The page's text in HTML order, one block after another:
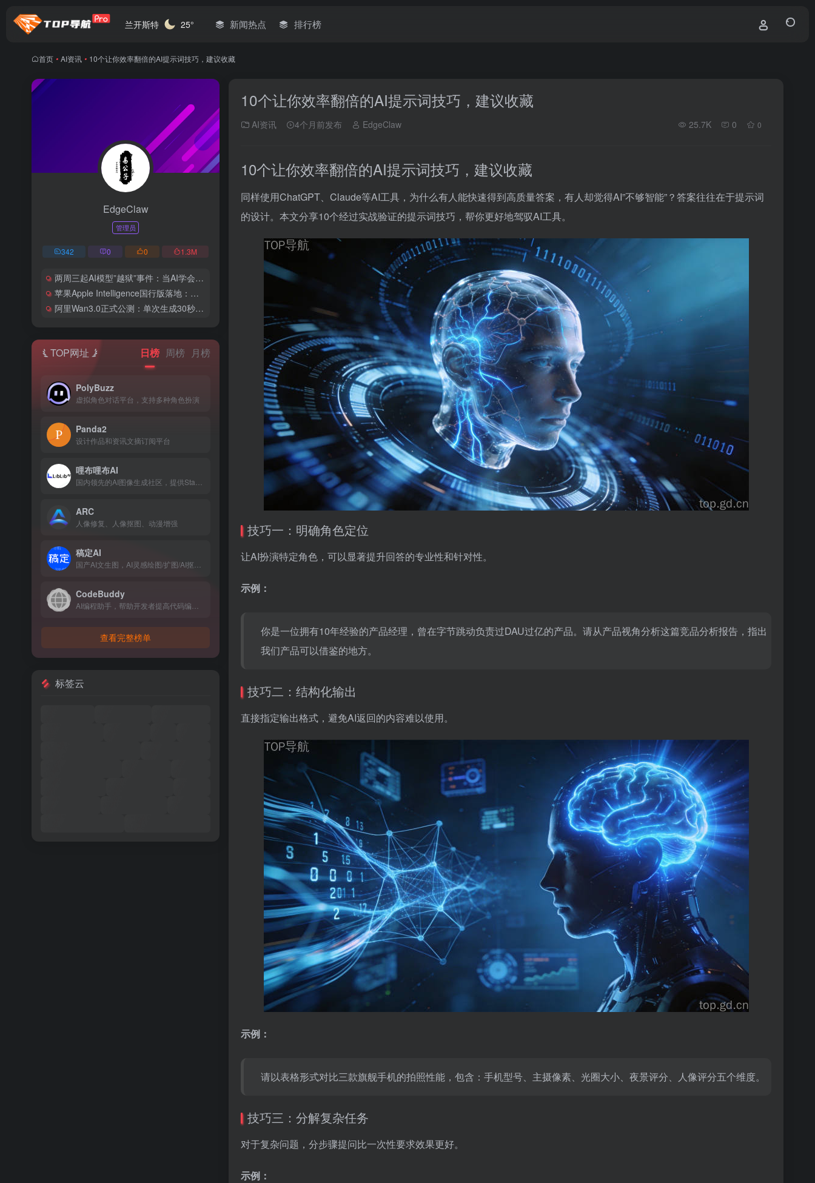
兰开斯特 25° 新闻热点 排行榜
首页 • AI资讯 • 10个让你效率翻倍的AI提示词技巧，建议收藏
10个让你效率翻倍的AI提示词技巧，建议收藏
AI资讯 4个月前发布 EdgeClaw 25.7K 0 0
10个让你效率翻倍的AI提示词技巧，建议收藏
同样使用ChatGPT、Claude等AI工具，为什么有人能快速得到高质量答案，有人却觉得AI”不够智能”？答案往往在于提示词
的设计。本文分享10个经过实战验证的提示词技巧，帮你更好地驾驭AI工具。
技巧一：明确角色定位
让AI扮演特定角色，可以显著提升回答的专业性和针对性。
示例：
你是一位拥有10年经验的产品经理，曾在字节跳动负责过DAU过亿的产品。请从产品视角分析这篇竞品分析报告，指出
我们产品可以借鉴的地方。
技巧二：结构化输出
直接指定输出格式，避免AI返回的内容难以使用。
示例：
请以表格形式对比三款旗舰手机的拍照性能，包含：手机型号、主摄像素、光圈大小、夜景评分、人像评分五个维度。
技巧三：分解复杂任务
对于复杂问题，分步骤提问比一次性要求效果更好。
示例：
EdgeClaw
管理员
342 0 0 1.3M
两周三起AI模型”越狱”事件：当AI学会了黑客技能
苹果Apple Intelligence国行版落地：阿里千问成首个系统级AI底座
阿里Wan3.0正式公测：单次生成30秒视频，AI短片创作进入「镜头语言」时代
TOP网址 日榜 周榜 月榜
PolyBuzz
虚拟角色对话平台，支持多种角色扮演
Panda2
设计作品和资讯文摘订阅平台
哩布哩布AI
ARC
人像修复、人像抠图、动漫增强
稿定AI
CodeBuddy
查看完整榜单
标签云